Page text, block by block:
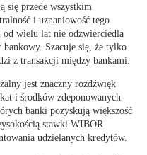
się przede wszystkim
i uznaniowość tego
od wielu lat nie odzwierciedla
Szacuje się, że tylko
z transakcji między bankami.
jest znaczny rozdźwięk
i środków zdeponowanych
banki pozyskują większość
stawki WIBOR
udzielanych kredytów.